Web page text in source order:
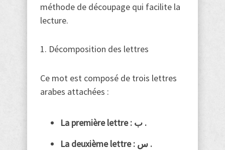
méthode de découpage qui facilite la
lecture.
1. Décomposition des lettres
Ce mot est composé de trois lettres
arabes attachées :
La première lettre : ب .
La deuxième lettre : س .